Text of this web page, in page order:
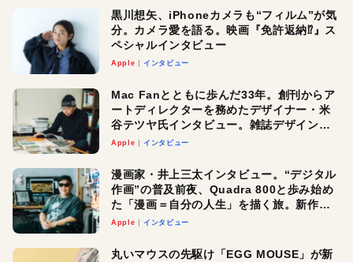
黒川想矢、iPhoneカメラも“フィルム”が気
分。カメラ愛を語る。映画『免許返納⁉︎』ス
ペシャルインタビュー
Apple インタビュー
Mac Fanとともに歩んだ33年。創刊からア
ートディレクターを務めたデザイナー・米
谷テツヤ氏インタビュー。雑誌デザインの
真髄と今後
Apple インタビュー
漫画家・井上三太インタビュー。“デジタル
作画”の普及前夜、Quadra 800と歩み始め
た「漫画＝自分の人生」を描く旅。新作
『惨家』に込めた想い
Apple インタビュー
丸いマウスの先駆け「EGG MOUSE」が新